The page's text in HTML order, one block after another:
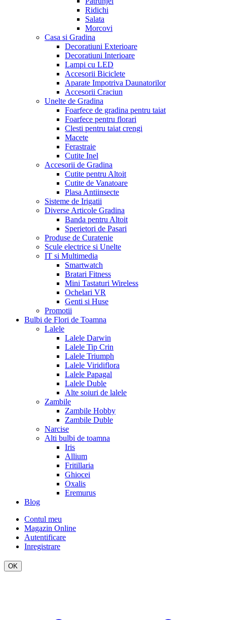
Ridichi
Salata
Morcovi
Casa si Gradina
Decoratiuni Exterioare
Decoratiuni Interioare
Lampi cu LED
Accesorii Biciclete
Aparate Impotriva Daunatorilor
Accesorii Craciun
Unelte de Gradina
Foarfece de gradina pentru taiat
Foarfece pentru florari
Clesti pentru taiat crengi
Macete
Ferastraie
Cutite Inel
Accesorii de Gradina
Cutite pentru Altoit
Cutite de Vanatoare
Plasa Antiinsecte
Sisteme de Irigatii
Diverse Articole Gradina
Banda pentru Altoit
Sperietori de Pasari
Produse de Curatenie
Scule electrice si Unelte
IT si Multimedia
Smartwatch
Bratari Fitness
Mini Tastaturi Wireless
Ochelari VR
Genti si Huse
Promotii
Bulbi de Flori de Toamna
Lalele
Lalele Darwin
Lalele Tip Crin
Lalele Triumph
Lalele Viridiflora
Lalele Papagal
Lalele Duble
Alte soiuri de lalele
Zambile
Zambile Hobby
Zambile Duble
Narcise
Alti bulbi de toamna
Iris
Allium
Fritillaria
Ghiocei
Oxalis
Eremurus
Blog
Contul meu
Magazin Online
Autentificare
Inregistrare
OK